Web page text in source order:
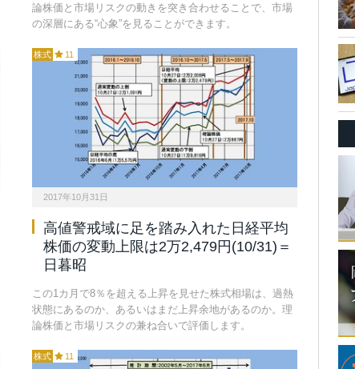
論株価と市場リスクの動きを突き合わせることで、市場
の深層にある“心象”を見ることができます。
株式 11
2017年10月31日
高値警戒域に足を踏み入れた日経平均
株価の変動上限は2万2,479円(10/31)＝
日暮昭
この1カ月で8％を超える上昇を見せた株式相場は、過熱
状態にあるのか、あるいはまだ上昇余地があるのか。理
論株価と市場リスクの兼ね合いで評価します。
株式 11